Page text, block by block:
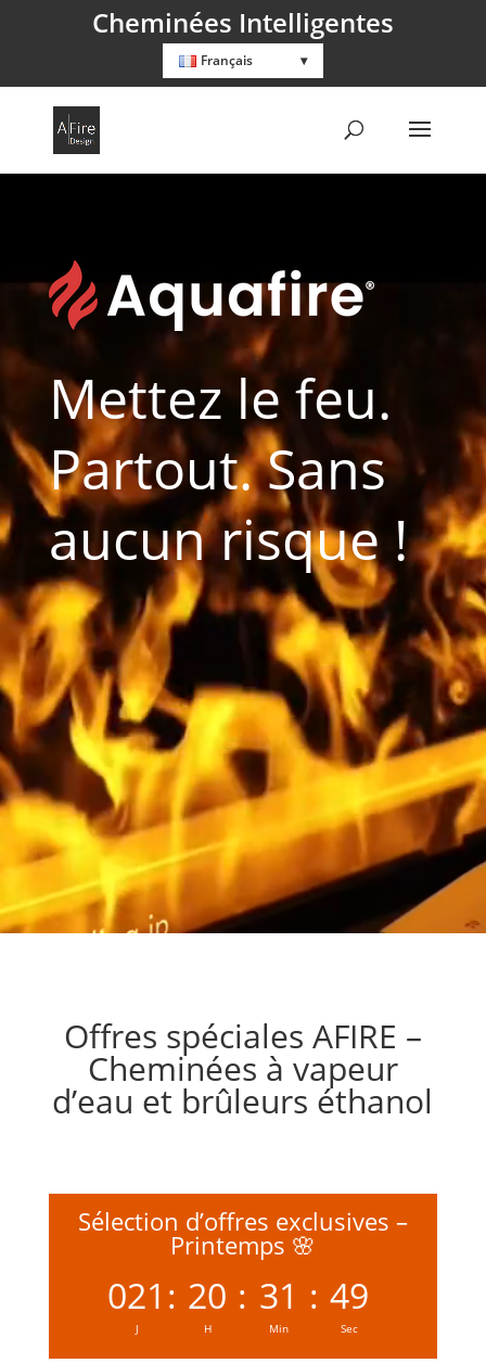
Français
Cheminées Intelligentes
Mettez le feu.
Partout. Sans
aucun risque !
Offres spéciales AFIRE –
Cheminées à vapeur
d’eau et brûleurs éthanol
Sélection d’offres exclusives –
Printemps 🌸
021
J
: 20
H
: 31
Min
: 48
Sec